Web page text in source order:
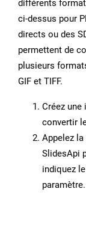
différents
ci-dessus pour
directs ou des
permettent de
plusieurs
GIF et TIFF.
Créez une
convertir
Appelez
SlidesApi
indiquez
paramètre.